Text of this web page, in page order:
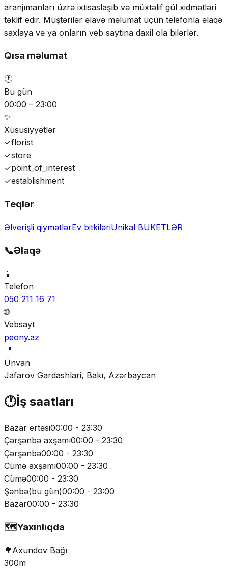
aranjımanları üzrə ixtisaslaşıb və müxtəlif gül xidmətləri
təklif edir. Müştərilər əlavə məlumat üçün telefonla əlaqə
saxlaya və ya onların veb saytına daxil ola bilərlər.
Qısa məlumat
🕐
Bu gün
00:00 – 23:00
✨
Xüsusiyyətlər
✓florist
✓store
✓point_of_interest
✓establishment
Teqlər
Əlverişli qiymətlərEv bitkiləriUnikal BUKETLƏR
📞Əlaqə
📱
Telefon
050 211 16 71
🌐
Vebsayt
peony.az
📍
Ünvan
Jafarov Gardashlari, Bakı, Azərbaycan
🕐İş saatları
Bazar ertəsi00:00 - 23:30
Çərşənbə axşamı00:00 - 23:30
Çərşənbə00:00 - 23:30
Cümə axşamı00:00 - 23:30
Cümə00:00 - 23:30
Şənbə(bu gün)00:00 - 23:00
Bazar00:00 - 23:30
🗺️Yaxınlıqda
🌳 Axundov Bağı
300m